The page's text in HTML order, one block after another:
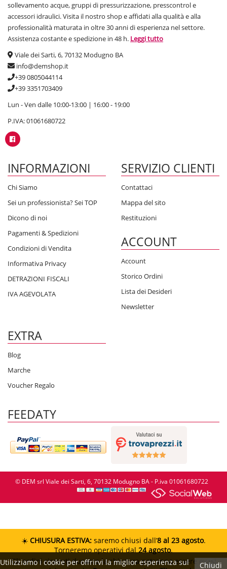
sollevamento acque, gruppi di pressurizzazione, presscontrol e
accessori idraulici. Visita il nostro shop e affidati alla qualità e alla
professionalità maturata in oltre 30 anni di esperienza nel settore.
Assistenza costante e spedizione in 48 h. Leggi tutto
Viale dei Sarti, 6, 70132 Modugno BA
info@demshop.it
+39 0805044114
+39 3351703409
Lun - Ven dalle 10:00-13:00 | 16:00 - 19:00
P.IVA: 01061680722
INFORMAZIONI
Chi Siamo
Sei un professionista? Sei TOP
Dicono di noi
Pagamenti & Spedizioni
Condizioni di Vendita
Informativa Privacy
DETRAZIONI FISCALI
IVA AGEVOLATA
SERVIZIO CLIENTI
Contattaci
Mappa del sito
Restituzioni
ACCOUNT
Account
Storico Ordini
Lista dei Desideri
Newsletter
EXTRA
Blog
Marche
Voucher Regalo
FEEDATY
© DEM srl Viale dei Sarti, 6, 70132 Modugno BA - P.iva 01061680722
Chiudi
Utilizziamo i cookie per offrirvi la miglior esperienza sul
☀️ CHIUSURA ESTIVA: saremo chiusi dall’8 al 23 agosto.
Torneremo operativi dal24 agosto.
Gli ordini ricevuti durante la chiusura potranno essere evasi